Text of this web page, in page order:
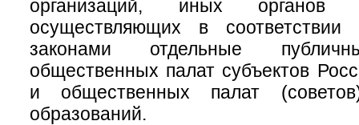
организаций, иных органов
осуществляющих в
законами отдельные
общественных палат субъектов
и общественных палат
образований.